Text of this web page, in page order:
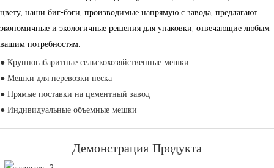
цвету, наши биг-бэги, производимые напрямую с завода, предлагают
экономичные и экологичные решения для упаковки, отвечающие любым
вашим потребностям.
● Крупногабаритные сельскохозяйственные мешки
● Мешки для перевозки песка
● Прямые поставки на цементный завод
● Индивидуальные объемные мешки
Демонстрация Продукта